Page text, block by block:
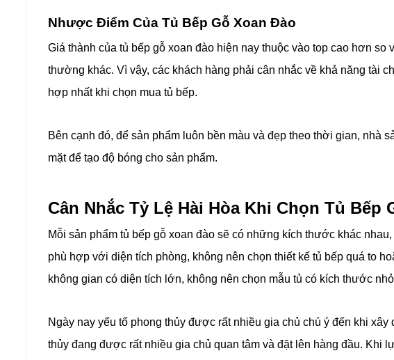
Nhược Điểm Của Tủ Bếp Gỗ Xoan Đào
Giá thành của tủ bếp gỗ xoan đào hiện nay thuộc vào top cao hơn so
thường khác. Vì vậy, các khách hàng phải cân nhắc về khả năng tài
hợp nhất khi chọn mua tủ bếp.
Bên cạnh đó, để sản phẩm luôn bền màu và đẹp theo thời gian, nhà
mặt để tạo độ bóng cho sản phẩm.
Cân Nhắc Tỷ Lệ Hài Hòa Khi Chọn Tủ Bếp
Mỗi sản phẩm tủ bếp gỗ xoan đào sẽ có những kích thước khác
phù hợp với diện tích phòng, không nên chọn thiết kế tủ bếp quá to
không gian có diện tích lớn, không nên chọn mẫu tủ có kích thước
Ngày nay yếu tố phong thủy được rất nhiều gia chủ chú ý đến khi
thủy đang được rất nhiều gia chủ quan tâm và đặt lên hàng đầu. Khi